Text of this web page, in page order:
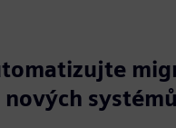
nových systémů